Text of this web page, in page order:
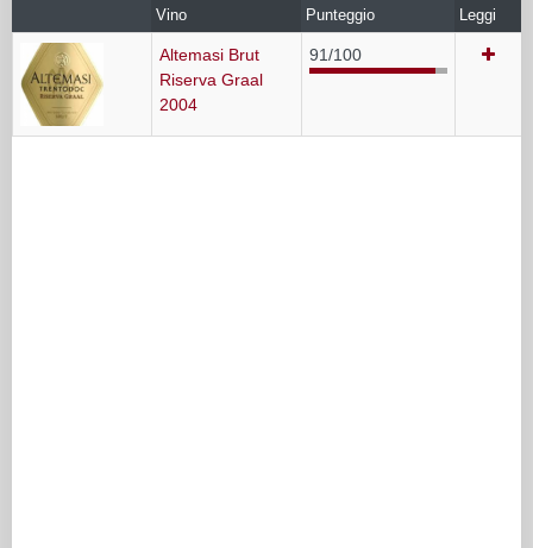
Vino Punteggio Leggi
Altemasi Brut
Riserva Graal
2004
91/100